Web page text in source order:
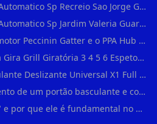
Bairros Atendidos Portao Automatico Sp Recreio Sao Jorge Guarulhos Sp Motor Para Portao Automatico Eletronico
Bairros Atendidos Portao Automatico Sp Jardim Valeria Guarulhos Sp Motor Para Portao Automatico Eletronico
Qual a diferença entre o motor Peccinin Gatter e o PPA Hub em Vila Romana?
Motor Para Churrasqueira Gira Grill Giratória 3 4 5 6 Espetos Gme Maxtorque Bivo em Cidade Dutra
Central Placa Motor Basculante Deslizante Universal X1 Full Range 433mhz em Vila Prudente
O que causa o empenamento de um portão basculante e como evitar em Campo Belo?
O que é o "Modo Reversa" e por que ele é fundamental no dia a dia em Itapevi?